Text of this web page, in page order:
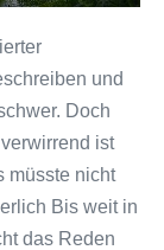
und
Doch
ist
müsste nicht
Bis weit in
das Reden